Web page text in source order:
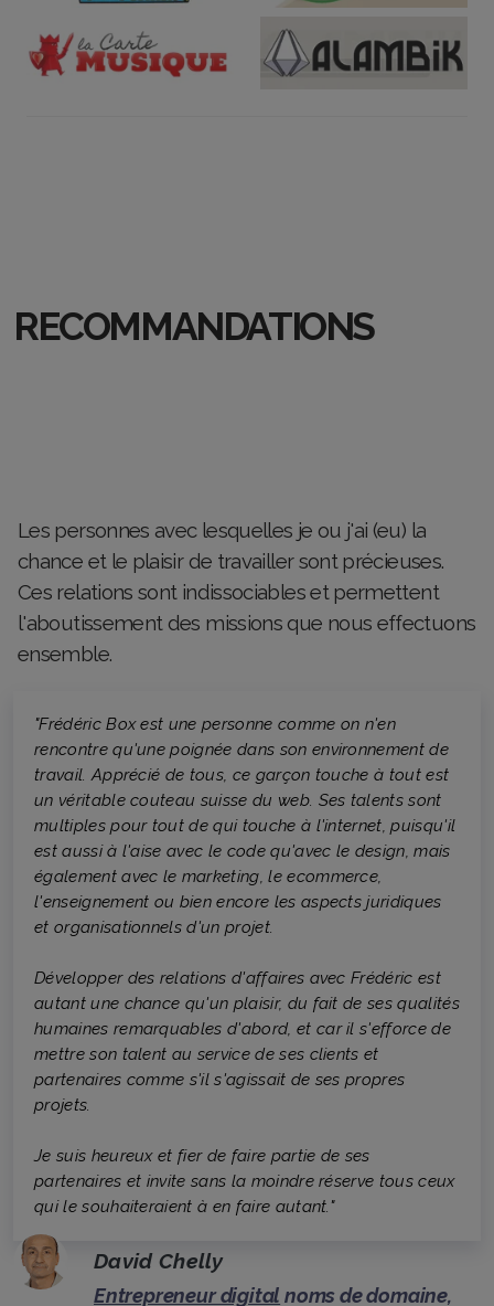
RECOMMANDATIONS
Les personnes avec lesquelles je ou j'ai (eu) la
chance et le plaisir de travailler sont précieuses.
Ces relations sont indissociables et permettent
l'aboutissement des missions que nous effectuons
ensemble.
"Frédéric Box est une personne comme on n'en
rencontre qu'une poignée dans son environnement de
travail. Apprécié de tous, ce garçon touche à tout est
un véritable couteau suisse du web. Ses talents sont
multiples pour tout de qui touche à l'internet, puisqu'il
est aussi à l'aise avec le code qu'avec le design, mais
également avec le marketing, le ecommerce,
l'enseignement ou bien encore les aspects juridiques
et organisationnels d'un projet.
Développer des relations d'affaires avec Frédéric est
autant une chance qu'un plaisir, du fait de ses qualités
humaines remarquables d'abord, et car il s'efforce de
mettre son talent au service de ses clients et
partenaires comme s'il s'agissait de ses propres
projets.
Je suis heureux et fier de faire partie de ses
partenaires et invite sans la moindre réserve tous ceux
qui le souhaiteraient à en faire autant."
David Chelly
Entrepreneur digital noms de domaine,